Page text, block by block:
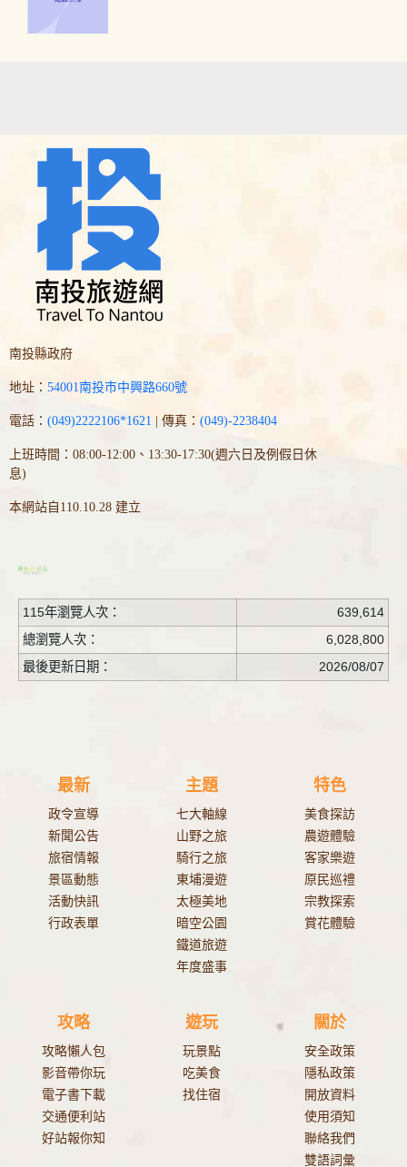
南投縣政府
地址： 54001南投市中興路660號
電話： (049)2222106*1621 | 傳真： (049)-2238404
上班時間：08:00-12:00、13:30-17:30(週六日及例假日休
息)
本網站自110.10.28 建立
115年瀏覽人次：
639,614
總瀏覽人次：
6,028,800
最後更新日期：
2026/08/07
最新
政令宣導
新聞公告
旅宿情報
景區動態
活動快訊
行政表單
主題
七大軸線
山野之旅
騎行之旅
東埔漫遊
太極美地
暗空公園
鐵道旅遊
年度盛事
特色
美食探訪
農遊體驗
客家樂遊
原民巡禮
宗教探索
賞花體驗
攻略
攻略懶人包
影音帶你玩
電子書下載
交通便利站
好站報你知
遊玩
玩景點
吃美食
找住宿
關於
安全政策
隱私政策
開放資料
使用須知
聯絡我們
雙語詞彙